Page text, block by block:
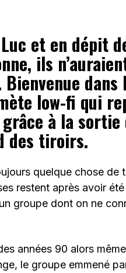
et en dépit
ils
low-fi qui
à la sortie
des tiroirs.
quelque chose de
restent après avoir
groupe dont on ne
années 90 alors
le groupe emmené